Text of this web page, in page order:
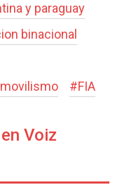
y paraguay
binacional
#FIA
Voiz